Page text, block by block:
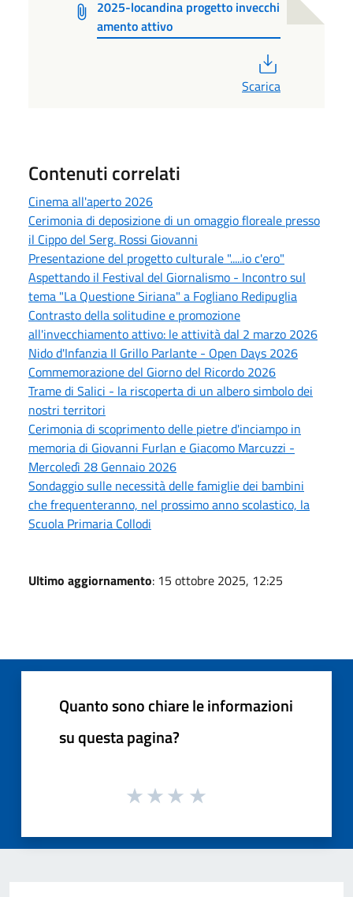
2025-locandina progetto invecchi
amento attivo
Scarica
Contenuti correlati
Cinema all'aperto 2026
Cerimonia di deposizione di un omaggio floreale presso
il Cippo del Serg. Rossi Giovanni
Presentazione del progetto culturale ".....io c'ero"
Aspettando il Festival del Giornalismo - Incontro sul
tema "La Questione Siriana" a Fogliano Redipuglia
Contrasto della solitudine e promozione
all'invecchiamento attivo: le attività dal 2 marzo 2026
Nido d'Infanzia Il Grillo Parlante - Open Days 2026
Commemorazione del Giorno del Ricordo 2026
Trame di Salici - la riscoperta di un albero simbolo dei
nostri territori
Cerimonia di scoprimento delle pietre d'inciampo in
memoria di Giovanni Furlan e Giacomo Marcuzzi -
Mercoledì 28 Gennaio 2026
Sondaggio sulle necessità delle famiglie dei bambini
che frequenteranno, nel prossimo anno scolastico, la
Scuola Primaria Collodi
Ultimo aggiornamento: 15 ottobre 2025, 12:25
Quanto sono chiare le informazioni
su questa pagina?